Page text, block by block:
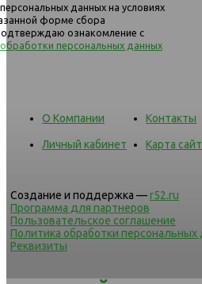
данных на условиях
форме сбора
ознакомление с
персональных данных
О Компании Контакты
Личный кабинет Карта
Создание и поддержка —r52.ru
Программа для партнеров
Пользовательское соглашение
Политика обработки персональных
Реквизиты